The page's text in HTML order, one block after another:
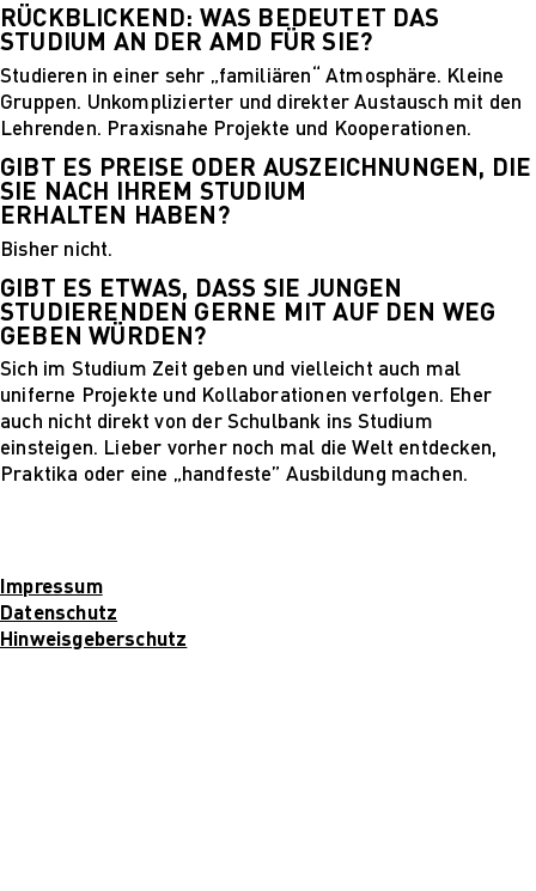
and Management
Sustainable Design
and Management
Utopie oder Realität
Ethische
Herausforderungen
der Digitalisierung
Lehrpersonal
Projekte: Archiv
Presse
Für Unternehmen
RÜCKBLICKEND: WAS BEDEUTET DAS
STUDIUM AN DER AMD FÜR SIE?
Studieren in einer sehr „familiären“ Atmosphäre. Kleine
Gruppen. Unkomplizierter und direkter Austausch mit den
Lehrenden. Praxisnahe Projekte und Kooperationen.
GIBT ES PREISE ODER AUSZEICHNUNGEN, DIE
SIE NACH IHREM STUDIUM
ERHALTEN HABEN?
Bisher nicht.
GIBT ES ETWAS, DASS SIE JUNGEN
STUDIERENDEN GERNE MIT AUF DEN WEG
GEBEN WÜRDEN?
Sich im Studium Zeit geben und vielleicht auch mal
uniferne Projekte und Kollaborationen verfolgen. Eher
auch nicht direkt von der Schulbank ins Studium
einsteigen. Lieber vorher noch mal die Welt entdecken,
Praktika oder eine „handfeste” Ausbildung machen.
Impressum
Datenschutz
Hinweisgeberschutz